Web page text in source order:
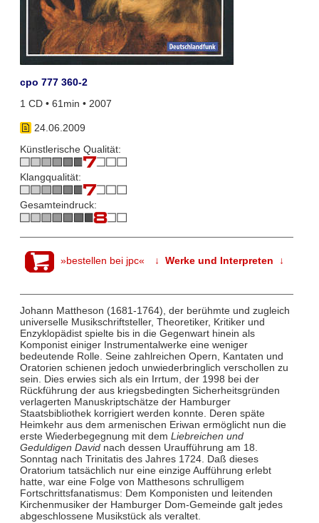
cpo 777 360-2
1 CD • 61min • 2007
24.06.2009
Künstlerische Qualität:
Klangqualität:
Gesamteindruck:
»bestellen bei jpc« ↓ Werke und Interpreten ↓
Johann Mattheson (1681-1764), der berühmte und zugleich
universelle Musikschriftsteller, Theoretiker, Kritiker und
Enzyklopädist spielte bis in die Gegenwart hinein als
Komponist einiger Instrumentalwerke eine weniger
bedeutende Rolle. Seine zahlreichen Opern, Kantaten und
Oratorien schienen jedoch unwiederbringlich verschollen zu
sein. Dies erwies sich als ein Irrtum, der 1998 bei der
Rückführung der aus kriegsbedingten Sicherheitsgründen
verlagerten Manuskriptschätze der Hamburger
Staatsbibliothek korrigiert werden konnte. Deren späte
Heimkehr aus dem armenischen Eriwan ermöglicht nun die
erste Wiederbegegnung mit dem Liebreichen und
Geduldigen Davidnach dessen Uraufführung am 18.
Sonntag nach Trinitatis des Jahres 1724. Daß dieses
Oratorium tatsächlich nur eine einzige Aufführung erlebt
hatte, war eine Folge von Matthesons schrulligem
Fortschrittsfanatismus: Dem Komponisten und leitenden
Kirchenmusiker der Hamburger Dom-Gemeinde galt jedes
abgeschlossene Musikstück als veraltet.